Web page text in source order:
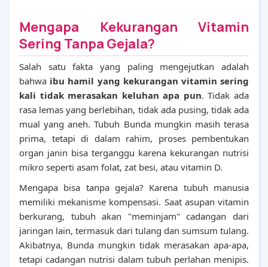
Mengapa Kekurangan Vitamin
Sering Tanpa Gejala?
Salah satu fakta yang paling mengejutkan adalah
bahwa ibu hamil yang kekurangan vitamin sering
kali tidak merasakan keluhan apa pun. Tidak ada
rasa lemas yang berlebihan, tidak ada pusing, tidak ada
mual yang aneh. Tubuh Bunda mungkin masih terasa
prima, tetapi di dalam rahim, proses pembentukan
organ janin bisa terganggu karena kekurangan nutrisi
mikro seperti asam folat, zat besi, atau vitamin D.
Mengapa bisa tanpa gejala? Karena tubuh manusia
memiliki mekanisme kompensasi. Saat asupan vitamin
berkurang, tubuh akan "meminjam" cadangan dari
jaringan lain, termasuk dari tulang dan sumsum tulang.
Akibatnya, Bunda mungkin tidak merasakan apa-apa,
tetapi cadangan nutrisi dalam tubuh perlahan menipis.